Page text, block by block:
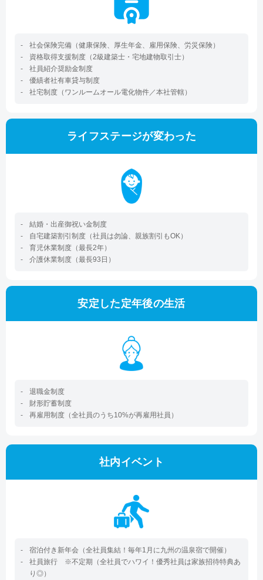
社会保険完備（健康保険、厚生年金、雇用保険、労災保険）
資格取得支援制度（2級建築士・宅地建物取引士）
社員紹介奨励金制度
優績者社有車貸与制度
社宅制度（ワンルームオール電化物件／本社管轄）
ライフステージが変わった
結婚・出産御祝い金制度
自宅建築割引制度（社員は勿論、親族割引もOK）
育児休業制度（最長2年）
介護休業制度（最長93日）
安定した定年後の生活
退職金制度
財形貯蓄制度
再雇用制度（全社員のうち10%が再雇用社員）
社内イベント
宿泊付き新年会（全社員集結！毎年1月に九州の温泉宿で開催）
社員旅行 ※不定期（全社員でハワイ！優秀社員は家族招待特典あ
り◎）